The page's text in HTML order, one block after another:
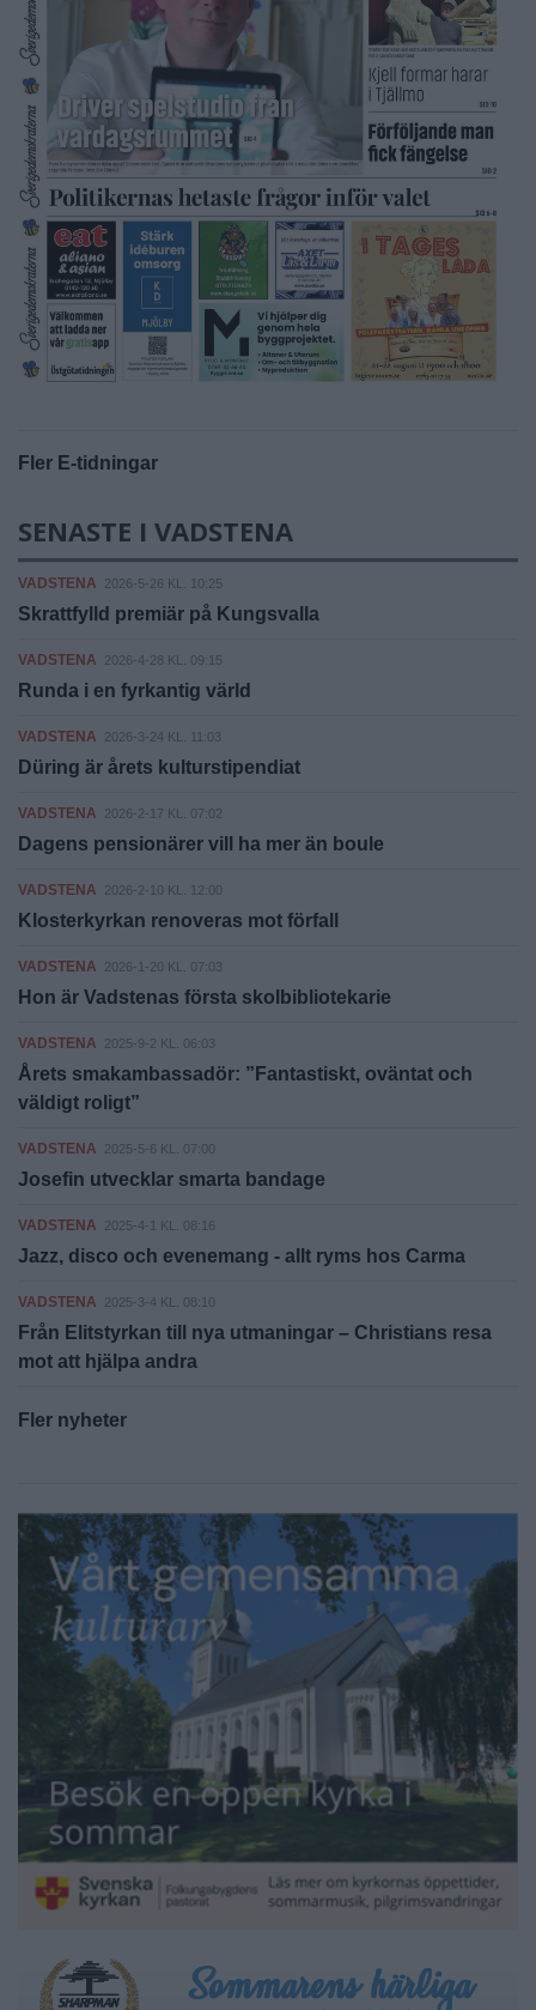
Fler E-tidningar
SENASTE I VADSTENA
VADSTENA 2026-5-26 KL. 10:25
Skrattfylld premiär på Kungsvalla
VADSTENA 2026-4-28 KL. 09:15
Runda i en fyrkantig värld
VADSTENA 2026-3-24 KL. 11:03
Düring är årets kulturstipendiat
VADSTENA 2026-2-17 KL. 07:02
Dagens pensionärer vill ha mer än boule
VADSTENA 2026-2-10 KL. 12:00
Klosterkyrkan renoveras mot förfall
VADSTENA 2026-1-20 KL. 07:03
Hon är Vadstenas första skolbibliotekarie
VADSTENA 2025-9-2 KL. 06:03
Årets smakambassadör: ”Fantastiskt, oväntat och
väldigt roligt”
VADSTENA 2025-5-6 KL. 07:00
Josefin utvecklar smarta bandage
VADSTENA 2025-4-1 KL. 08:16
Jazz, disco och evenemang - allt ryms hos Carma
VADSTENA 2025-3-4 KL. 08:10
Från Elitstyrkan till nya utmaningar – Christians resa
mot att hjälpa andra
Fler nyheter